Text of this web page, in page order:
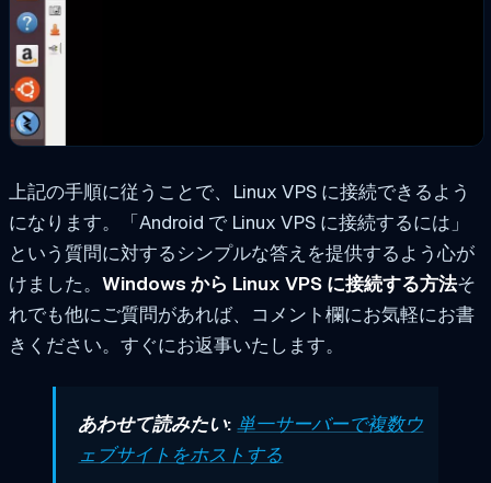
上記の手順に従うことで、Linux VPS に接続できるよう
になります。「Android で Linux VPS に接続するには」
という質問に対するシンプルな答えを提供するよう心が
けました。 Windows から Linux VPS に接続する方法そ
れでも他にご質問があれば、コメント欄にお気軽にお書
きください。すぐにお返事いたします。
あわせて読みたい: 単一サーバーで複数ウ
ェブサイトをホストする